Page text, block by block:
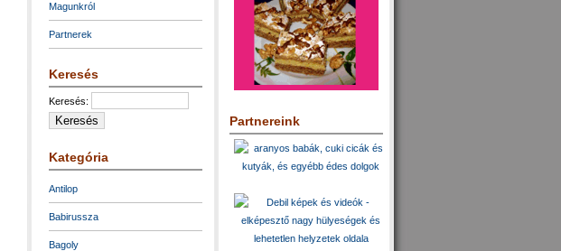
Magunkról
Partnerek
Keresés
Keresés:
Kategória
Antilop
Babirussza
Bagoly
Partnereink